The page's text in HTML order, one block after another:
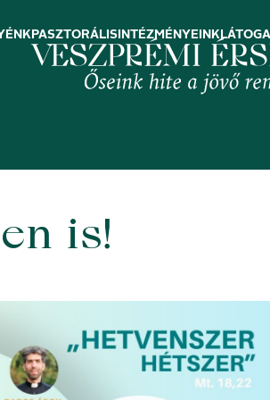
PASZTORÁLIS INTÉZMÉNYEINK
is!